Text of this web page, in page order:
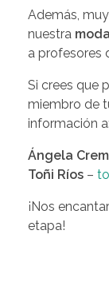
Además,
nuestra
a profesores
Si crees que
miembro de
información a:
Ángela
Toñi Ríos –
¡Nos
etapa!